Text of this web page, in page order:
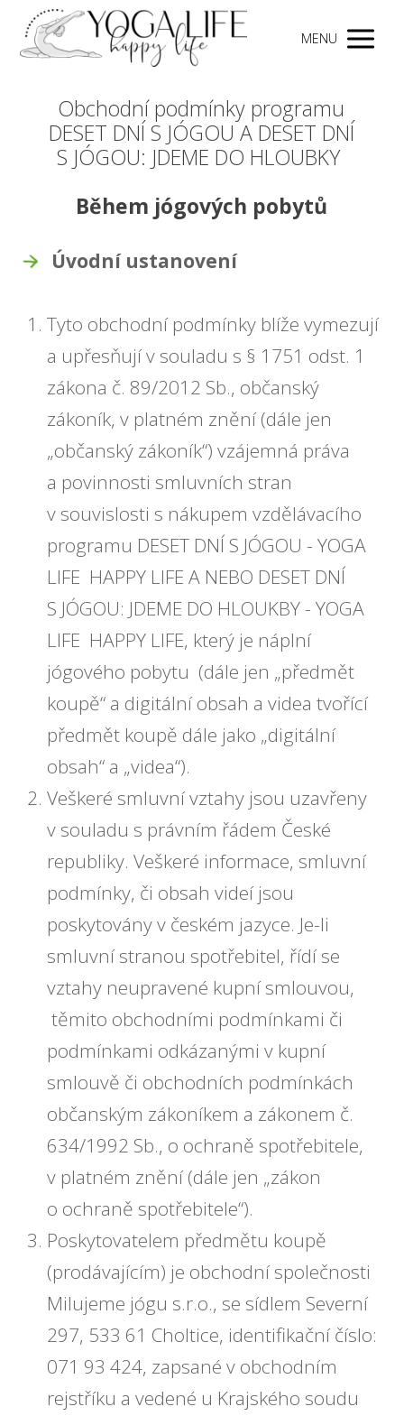
MENU
Obchodní podmínky programu
DESET DNÍ S JÓGOU A DESET DNÍ
S JÓGOU: JDEME DO HLOUBKY
Během jógových pobytů
Úvodní ustanovení
Tyto obchodní podmínky blíže vymezují
a upřesňují v souladu s § 1751 odst. 1
zákona č. 89/2012 Sb., občanský
zákoník, v platném znění (dále jen
„občanský zákoník“) vzájemná práva
a povinnosti smluvních stran
v souvislosti s nákupem vzdělávacího
programu DESET DNÍ S JÓGOU - YOGA
LIFE HAPPY LIFE A NEBO DESET DNÍ
S JÓGOU: JDEME DO HLOUKBY - YOGA
LIFE HAPPY LIFE, který je náplní
jógového pobytu (dále jen „předmět
koupě“ a digitální obsah a videa tvořící
předmět koupě dále jako „digitální
obsah“ a „videa“).
Veškeré smluvní vztahy jsou uzavřeny
v souladu s právním řádem České
republiky. Veškeré informace, smluvní
podmínky, či obsah videí jsou
poskytovány v českém jazyce. Je-li
smluvní stranou spotřebitel, řídí se
vztahy neupravené kupní smlouvou,
těmito obchodními podmínkami či
podmínkami odkázanými v kupní
smlouvě či obchodních podmínkách
občanským zákoníkem a zákonem č.
634/1992 Sb., o ochraně spotřebitele,
v platném znění (dále jen „zákon
o ochraně spotřebitele“).
Poskytovatelem předmětu koupě
(prodávajícím) je obchodní společnosti
Milujeme jógu s.r.o., se sídlem Severní
297, 533 61 Choltice, identifikační číslo:
071 93 424, zapsané v obchodním
rejstříku a vedené u Krajského soudu